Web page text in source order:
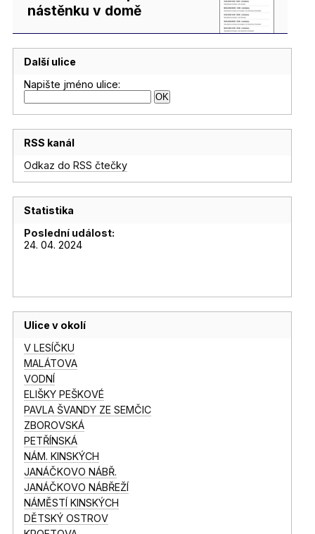
nástěnku v domě
Další ulice
Napište jméno ulice:
RSS kanál
Odkaz do RSS čtečky
Statistika
Poslední událost:
24. 04. 2024
Ulice v okolí
V LESÍČKU
MALÁTOVA
VODNÍ
ELIŠKY PEŠKOVÉ
PAVLA ŠVANDY ZE SEMČIC
ZBOROVSKÁ
PETŘÍNSKÁ
NÁM. KINSKÝCH
JANÁČKOVO NÁBŘ.
JANÁČKOVO NÁBŘEŽÍ
NÁMĚSTÍ KINSKÝCH
DĚTSKÝ OSTROV